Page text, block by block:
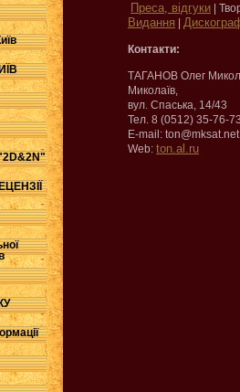
Преса, відгуки |
Видання
Контакти:
ТАГАНОВ Олег
Миколаїв,
вул. Спаська, 14/43
Тел. 8 (0512) 35-76-
E-mail: ton@mksat.net
Web: ton.al.ru